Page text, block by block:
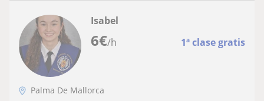
6€/h 1ª clase gratis
Isabel
Palma De Mallorca